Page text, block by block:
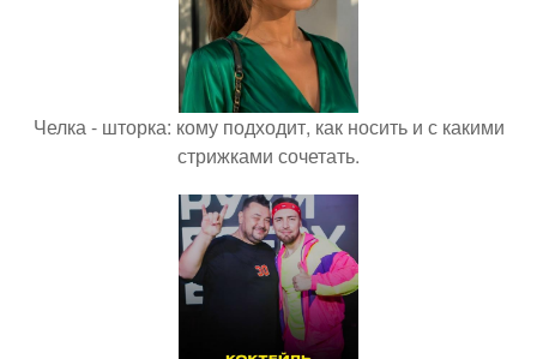
Челка - шторка: кому подходит, как носить и с какими
стрижками сочетать.